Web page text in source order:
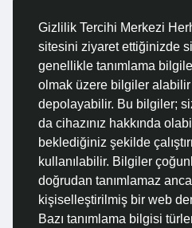
Gizlilik Tercihi Merkezi
sitesini ziyaret ettiğinizde
genellikle tanımlama
olmak üzere bilgiler alabilir
depolayabilir. Bu bilgiler;
da cihazınız hakkında
beklediğiniz şekilde
kullanılabilir. Bilgiler
doğrudan tanımlamaz
kişiselleştirilmiş bir web
Bazı tanımlama bilgisi
Filmler